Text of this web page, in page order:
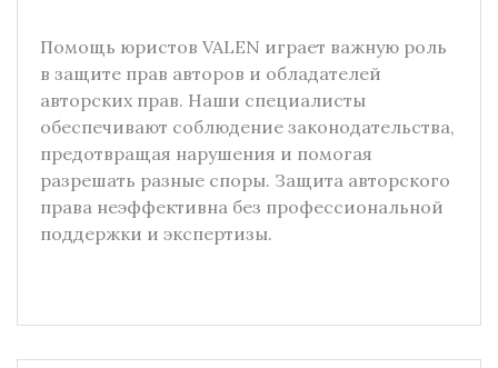
Помощь юристов VALEN играет важную роль
в защите прав авторов и обладателей
авторских прав. Наши специалисты
обеспечивают соблюдение законодательства,
предотвращая нарушения и помогая
разрешать разные споры. Защита авторского
права неэффективна без профессиональной
поддержки и экспертизы.